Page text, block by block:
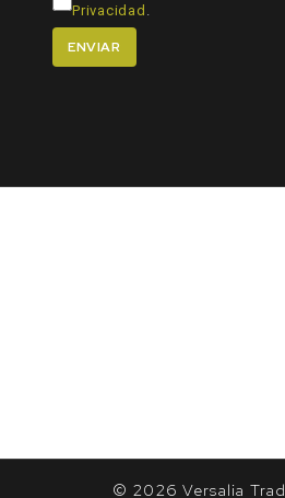
Privacidad
© 2026 Versalia